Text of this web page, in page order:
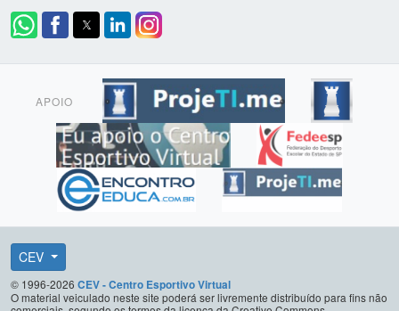
APOIO
CEV
© 1996-2026 CEV - Centro Esportivo Virtual
O material veiculado neste site poderá ser livremente distribuído para fins não